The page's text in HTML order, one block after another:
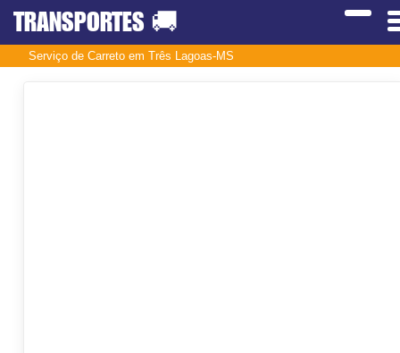
TRANSPORTES 🚚
Serviço de Carreto em Três Lagoas-MS